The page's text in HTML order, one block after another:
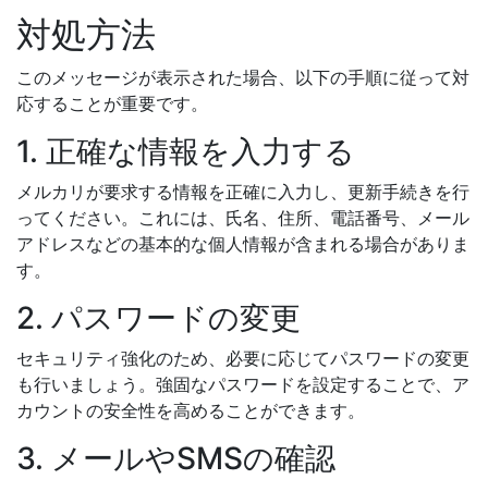
対処方法
このメッセージが表示された場合、以下の手順に従って対
応することが重要です。
1. 正確な情報を入力する
メルカリが要求する情報を正確に入力し、更新手続きを行
ってください。これには、氏名、住所、電話番号、メール
アドレスなどの基本的な個人情報が含まれる場合がありま
す。
2. パスワードの変更
セキュリティ強化のため、必要に応じてパスワードの変更
も行いましょう。強固なパスワードを設定することで、ア
カウントの安全性を高めることができます。
3. メールやSMSの確認